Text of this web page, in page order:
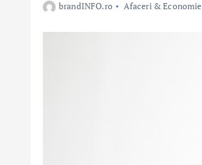
brandINFO.ro Afaceri & Economie